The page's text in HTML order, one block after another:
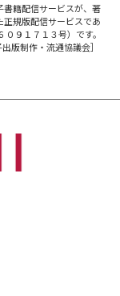
書籍配信サービスが、著
規版配信サービスであ
９１７１３号）です。
版制作・流通協議会］